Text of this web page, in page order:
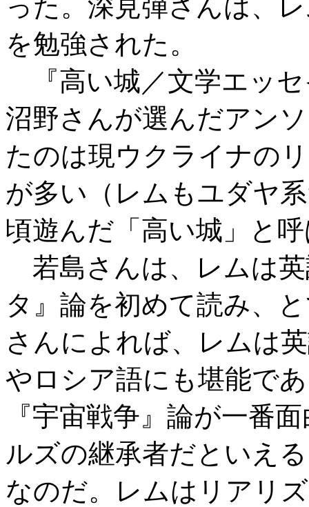
った。深見弾さんは、
を勉強された。
『高い城／文学エッ
沼野さんが選んだアン
たのは現ウクライナの
が多い（レムもユダヤ
頃遊んだ「高い城」と
若島さんは、レムは
タ』論を初めて読み、
さんによれば、レムは
やロシア語にも堪能で
『宇宙戦争』論が一番
ルズの継承者だといえ
なのだ。レムはリアリ